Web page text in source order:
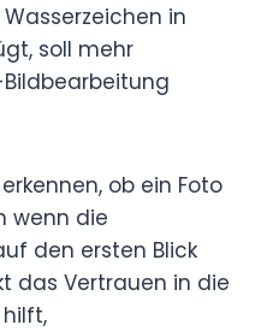
in
soll mehr
ob ein Foto
wenn die
den ersten Blick
das Vertrauen in die